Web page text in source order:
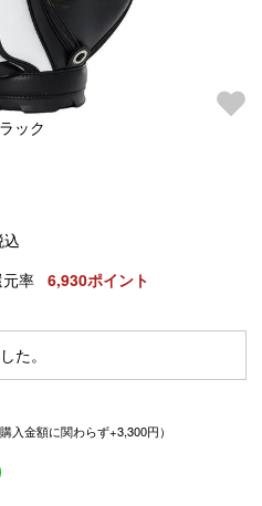
ック
込
率
6,930
た。
入金額に関わらず+3,300円）